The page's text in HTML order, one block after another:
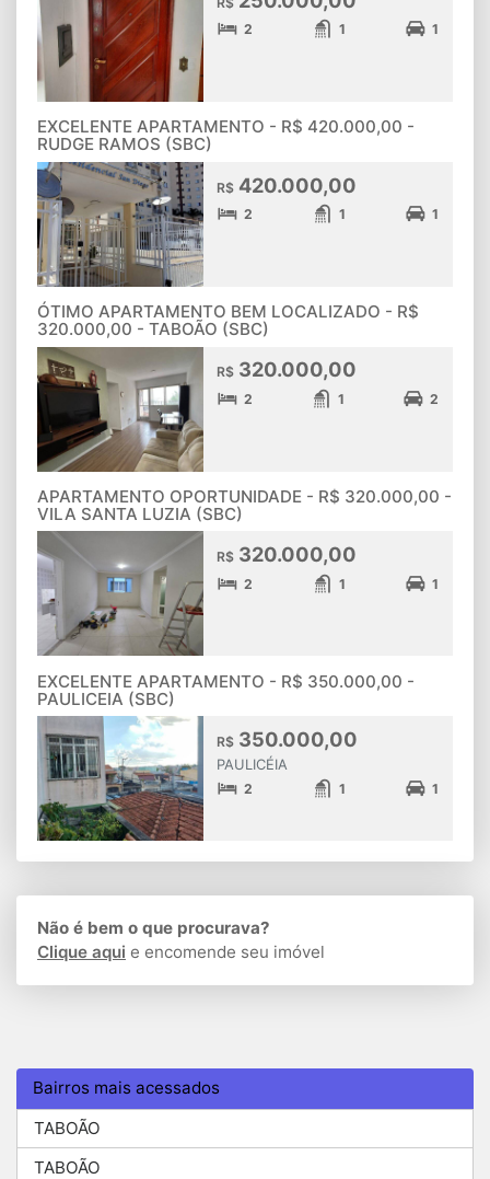
2 1 1
EXCELENTE APARTAMENTO - R$ 420.000,00 -
RUDGE RAMOS (SBC)
R$ 420.000,00
2 1 1
ÓTIMO APARTAMENTO BEM LOCALIZADO - R$
320.000,00 - TABOÃO (SBC)
R$ 320.000,00
2 1 2
APARTAMENTO OPORTUNIDADE - R$ 320.000,00 -
VILA SANTA LUZIA (SBC)
R$ 320.000,00
2 1 1
EXCELENTE APARTAMENTO - R$ 350.000,00 -
PAULICEIA (SBC)
R$ 350.000,00
PAULICÉIA
2 1 1
Não é bem o que procurava?
Clique aqui e encomende seu imóvel
Bairros mais acessados
TABOÃO
TABOÃO